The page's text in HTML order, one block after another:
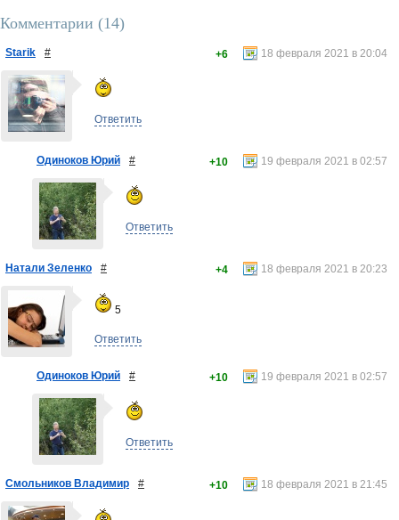
Комментарии (14)
Starik # 18 февраля 2021 в 20:04
+6
Ответить
Одиноков Юрий # 19 февраля 2021 в 02:57
+10
Ответить
Натали Зеленко # 18 февраля 2021 в 20:23
+4
5
Ответить
Одиноков Юрий # 19 февраля 2021 в 02:57
+10
Ответить
Смольников Владимир # 18 февраля 2021 в 21:45
+10